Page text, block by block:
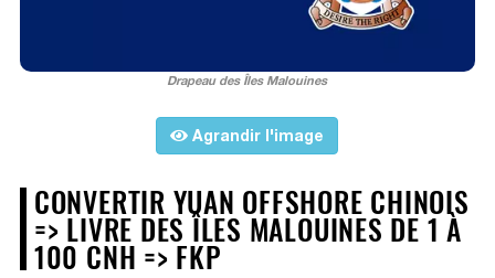
Drapeau des Îles Malouines
Agrandir l'image
CONVERTIR YUAN OFFSHORE CHINOIS
=> LIVRE DES ÎLES MALOUINES DE 1 À
100 CNH => FKP